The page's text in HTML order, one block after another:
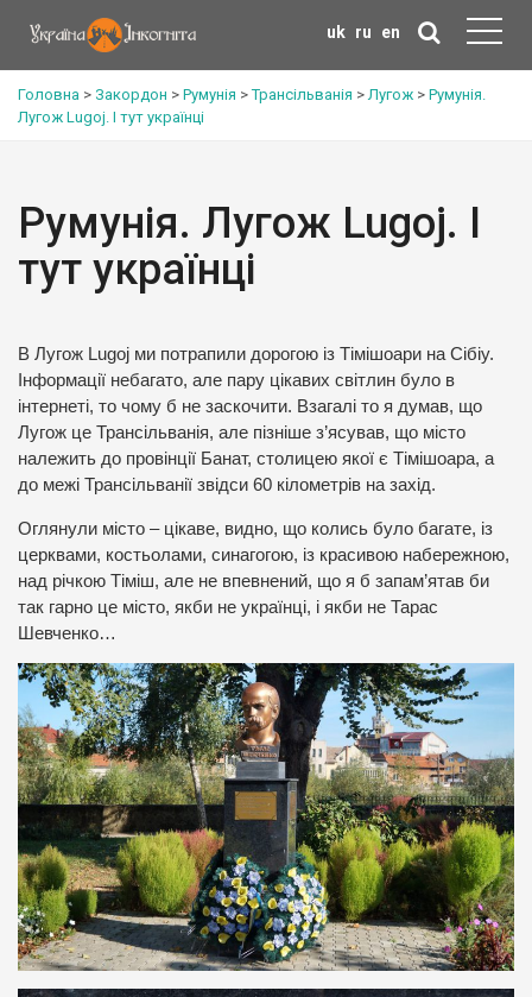
uk ru en
Головна > Закордон > Румунія >Трансільванія >Лугож > Румунія.
Лугож Lugoj. І тут українці
Румунія. Лугож Lugoj. І
тут українці
В Лугож Lugoj ми потрапили дорогою із Тімішоари на Сібіу.
Інформації небагато, але пару цікавих світлин було в
інтернеті, то чому б не заскочити. Взагалі то я думав, що
Лугож це Трансільванія, але пізніше з’ясував, що місто
належить до провінції Банат, столицею якої є Тімішоара, а
до межі Трансільванії звідси 60 кілометрів на захід.
Оглянули місто – цікаве, видно, що колись було багате, із
церквами, костьолами, синагогою, із красивою набережною,
над річкою Тіміш, але не впевнений, що я б запам’ятав би
так гарно це місто, якби не українці, і якби не Тарас
Шевченко…